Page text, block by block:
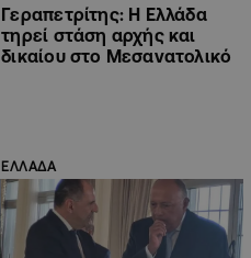
Γεραπετρίτης: Η Ελλάδα
τηρεί στάση αρχής και
δικαίου στο Μεσανατολικό
ΕΛΛΑΔΑ